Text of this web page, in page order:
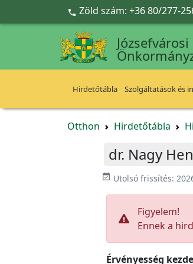
Ugrás a fő tartalomra
 Zöld szám: +36 80/277-
Józsefvárosi
Hirdetőtábla Szolgáltatások és
Otthon Hirdetőtábla
dr. Nagy
event_available Utolsó frissítés:
Figyelem!
Ennek a
Érvényesség